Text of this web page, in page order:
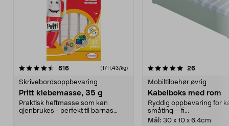
816anmeldelser(1711,43/kg)
Skrivebordsoppbevaring
Pritt klebemasse, 35 g
Praktisk heftmasse som kan
gjenbrukes - perfekt til barnas
5.0 av 5 stjerner 26
Mobiltilbehør øvrig
Kabelboks med rom
Ryddig oppbevaring for
småting – fi...
Mål: 30 x 10 x 6.4cm
4.0 av 5 stjerner